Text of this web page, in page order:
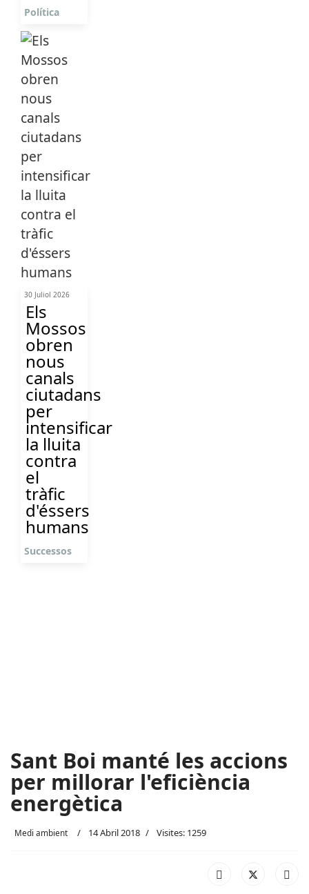
Política
30 Juliol 2026
Els
Mossos
obren
nous
canals
ciutadans
per
intensificar
la lluita
contra
el
tràfic
d'éssers
humans
Successos
Sant Boi manté les accions
per millorar l'eficiència
energètica
Medi ambient 14 Abril 2018 Visites: 1259